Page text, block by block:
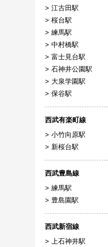
江古田駅
桜台駅
練馬駅
中村橋駅
富士見台駅
石神井公園駅
大泉学園駅
保谷駅
西武有楽町線
小竹向原駅
新桜台駅
西武豊島線
練馬駅
豊島園駅
西武新宿線
上石神井駅